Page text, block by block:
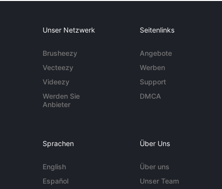
Unser Netzwerk
Brusheezy
Vecteezy
Videezy
Werden Sie
Anbieter
Seitenlinks
Angebote
Werben
Support
DMCA
Sprachen
English
Español
Über Uns
Über uns
Unser Team